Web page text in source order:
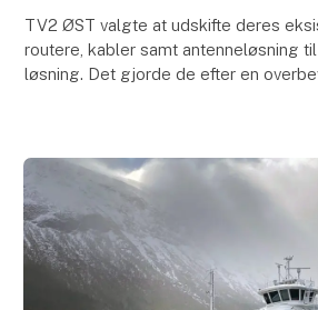
TV2 ØST valgte at udskifte deres
routere, kabler samt antenneløsning
løsning. Det gjorde de efter en